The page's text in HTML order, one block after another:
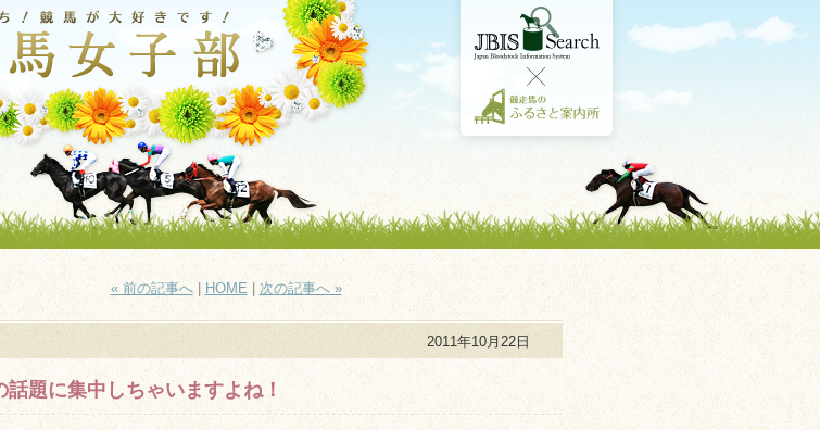
« 前の記事へ| HOME| 次の記事へ »
2011年10月22日
話題に集中しちゃいますよね！